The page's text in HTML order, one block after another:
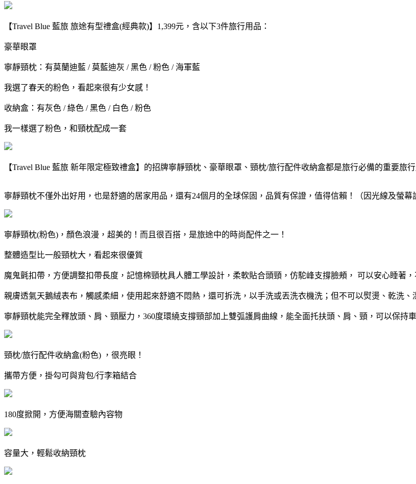
【Travel Blue 藍旅 旅途有型禮盒(經典款)】1,399元，含以下3件旅行用品：
豪華眼罩
寧靜頸枕：有莫蘭迪藍 / 莫藍迪灰 / 黑色 / 粉色 / 海軍藍
我選了春天的粉色，看起來很有少女感！
收納盒：有灰色 / 綠色 / 黑色 / 白色 / 粉色
我一樣選了粉色，和頸枕配成一套
【Travel Blue 藍旅 新年限定極致禮盒】的招牌寧靜頸枕、豪華眼罩、頸枕/旅行配件收納盒都是旅行必備的重要旅
寧靜頸枕不僅外出好用，也是舒適的居家用品，還有24個月的全球保固，品質有保證，值得信賴！（因光線及螢
寧靜頸枕(粉色)，顏色浪漫，超美的！而且很百搭，是旅途中的時尚配件之一！
整體造型比一般頸枕大，看起來很優質
魔鬼氈扣帶，方便調整扣帶長度，記憶棉頸枕具人體工學設計，柔軟貼合頭頸，仿駝峰支撐臉頰， 可以安心睡著
親膚透氣天鵝絨表布，觸感柔細，使用起來舒適不悶熱， 還可拆洗，以手洗或丟洗衣機洗；但不可以熨燙、乾洗、
寧靜頸枕能完全釋放頭、肩、頸壓力，360度環繞支撐頸部加上雙弧護肩曲線，能全面托扶頭、肩、頸，可以保持
頸枕/旅行配件收納盒(粉色) ，很亮眼！
攜帶方便，掛勾可與背包/行李箱結合
180度掀開，方便海關查驗內容物
容量大，輕鬆收納頸枕